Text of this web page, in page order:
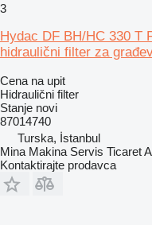
3
Hydac DF BH/HC 330 T
hidraulični filter za
Cena na upit
Hidraulični filter
Stanje novi
87014740
Turska, İstanbul
Mina Makina Servis Ticaret
Kontaktirajte prodavca